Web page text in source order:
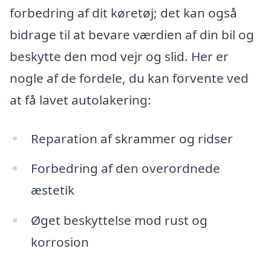
forbedring af dit køretøj; det kan også
bidrage til at bevare værdien af din bil og
beskytte den mod vejr og slid. Her er
nogle af de fordele, du kan forvente ved
at få lavet autolakering:
Reparation af skrammer og ridser
Forbedring af den overordnede
æstetik
Øget beskyttelse mod rust og
korrosion